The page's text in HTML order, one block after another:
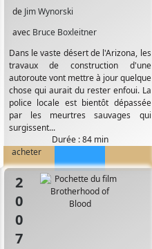
de Jim Wynorski
avec Bruce Boxleitner
Dans le vaste désert de l'Arizona, les
travaux de construction d'une
autoroute vont mettre à jour quelque
chose qui aurait du rester enfoui. La
police locale est bientôt dépassée
par les meurtres sauvages qui
surgissent...
Durée : 84 min
acheter
2007